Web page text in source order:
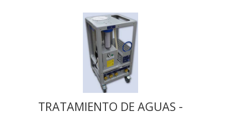
TRATAMIENTO DE AGUAS -